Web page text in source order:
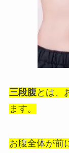
三段腹とは、
ます。
お腹全体が前